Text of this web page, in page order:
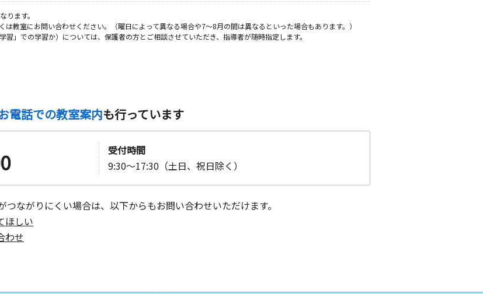
ります。
教室にお問い合わせください。（曜日によって異なる場合や7～8月の間は異なるといった場合もあります。）
」での学習か）については、保護者の方とご相談させていただき、指導者が随時指定します。
電話での教室案内も行っています
受付時間
9:30～17:30（土日、祝日除く）
つながりにくい場合は、以下からもお問い合わせいただけます。
ほしい
わせ